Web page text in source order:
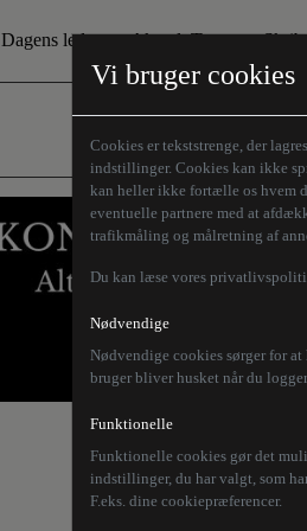
Vi bruger cookies
Cookies er tekststrenge, der
indstillinger. Cookies kan ikke
kan heller ikke fortælle os hvem
eventuelle partnere med at
trafikmåling og målretning af
Du kan læse vores
Nødvendige
Nødvendige cookies sørger for at
bruger bliver husket når du
Funktionelle
Funktionelle cookies gør det
indstillinger, du har valgt, som
F.eks. dine cookiepræferencer.
Dagens leder Aktuelt Tema
Den borgelige brille
Humaniora forfra
Store Danskere